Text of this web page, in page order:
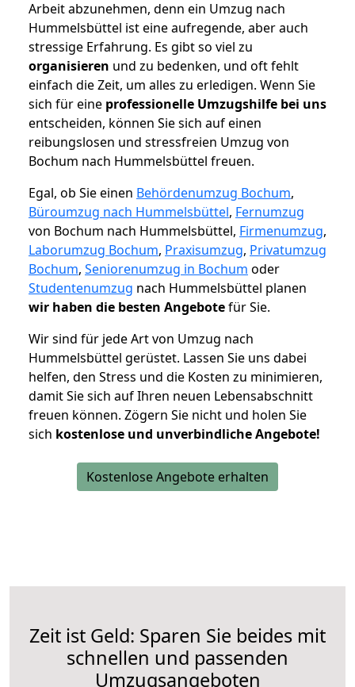
Arbeit abzunehmen, denn ein Umzug nach
Hummelsbüttel ist eine aufregende, aber auch
stressige Erfahrung. Es gibt so viel zu
organisieren und zu bedenken, und oft fehlt
einfach die Zeit, um alles zu erledigen. Wenn Sie
sich für eine professionelle Umzugshilfe bei uns
entscheiden, können Sie sich auf einen
reibungslosen und stressfreien Umzug von
Bochum nach Hummelsbüttel freuen.
Egal, ob Sie einen Behördenumzug Bochum,
Büroumzug nach Hummelsbüttel, Fernumzug
von Bochum nach Hummelsbüttel, Firmenumzug,
Laborumzug Bochum, Praxisumzug, Privatumzug
Bochum, Seniorenumzug in Bochum oder
Studentenumzug nach Hummelsbüttel planen
wir haben die besten Angebotefür Sie.
Wir sind für jede Art von Umzug nach
Hummelsbüttel gerüstet. Lassen Sie uns dabei
helfen, den Stress und die Kosten zu minimieren,
damit Sie sich auf Ihren neuen Lebensabschnitt
freuen können. Zögern Sie nicht und holen Sie
sich kostenlose und unverbindliche Angebote!
Kostenlose Angebote erhalten
Zeit ist Geld: Sparen Sie beides mit
schnellen und passenden
Umzugsangeboten